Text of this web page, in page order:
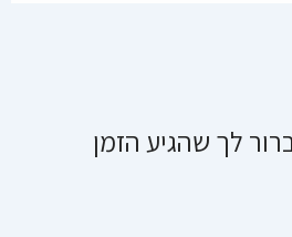
לך שהגיע הזמן